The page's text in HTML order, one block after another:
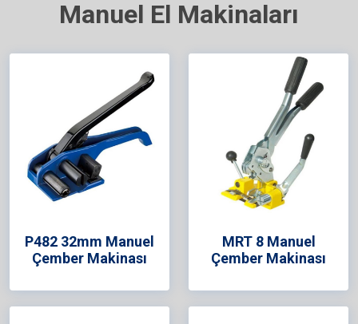
Manuel El Makinaları
P482 32mm Manuel
Çember Makinası
MRT 8 Manuel
Çember Makinası